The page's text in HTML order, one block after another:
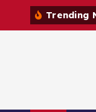
Trending